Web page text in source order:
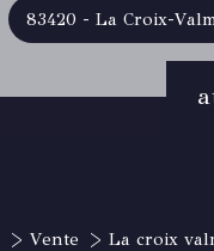
83420 - La Croix-
Vente La croix